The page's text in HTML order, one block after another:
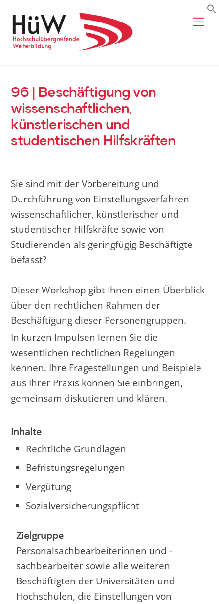
content
96 | Beschäftigung von
wissenschaftlichen,
künstlerischen und
studentischen Hilfskräften
Sie sind mit der Vorbereitung und
Durchführung von Einstellungsverfahren
wissenschaftlicher, künstlerischer und
studentischer Hilfskräfte sowie von
Studierenden als geringfügig Beschäf­tigte
befasst?
Dieser Workshop gibt Ihnen einen Überblick
über den rechtlichen Rahmen der
Beschäftigung dieser Personengruppen.
In kurzen Impulsen lernen Sie die
wesentlichen rechtlichen Regelungen
kennen. Ihre Frage­stellungen und Beispiele
aus Ihrer Praxis können Sie einbringen,
gemeinsam diskutieren und klären.
Inhalte
Rechtliche Grundlagen
Befristungsregelungen
Vergütung
Sozialversicherungspflicht
Zielgruppe
Personalsachbearbeiterinnen und -
sachbearbeiter sowie alle weiteren
Beschäftigten der Universitäten und
Hochschulen, die Einstellungen von